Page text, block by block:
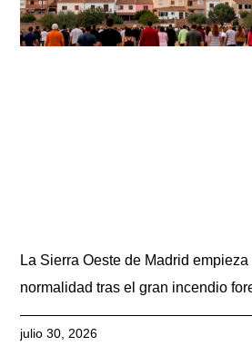
La Sierra Oeste de Madrid
normalidad tras el gran incendio
julio 30, 2026